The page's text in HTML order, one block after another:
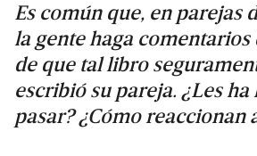
Es común que, en parejas
la gente haga comentarios
de que tal libro
escribió su pareja. ¿Les ha
pasar? ¿Cómo reaccionan